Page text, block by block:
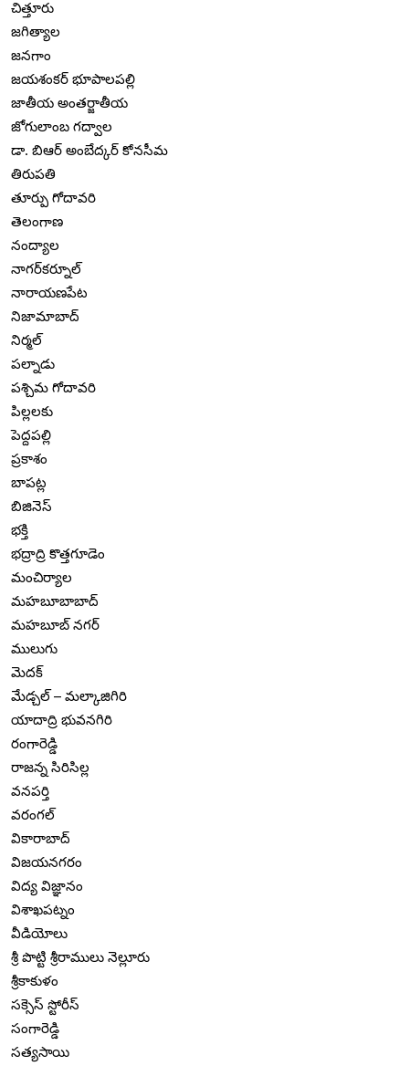
చిత్తూరు
జగిత్యాల
జనగాం
జయశంకర్ భూపాలపల్లి
జాతీయ అంతర్జాతీయ
జోగులాంబ గద్వాల
డా. బిఆర్ అంబేద్కర్ కోనసీమ
తిరుపతి
తూర్పు గోదావరి
తెలంగాణ
నంద్యాల
నాగర్‌కర్నూల్
నారాయణపేట
నిజామాబాద్
నిర్మల్
పల్నాడు
పశ్చిమ గోదావరి
పిల్లలకు
పెద్దపల్లి
ప్రకాశం
బాపట్ల
బిజినెస్
భక్తి
భద్రాద్రి కొత్తగూడెం
మంచిర్యాల
మహబూబాబాద్
మహబూబ్ నగర్
ములుగు
మెదక్
మేడ్చల్ – మల్కాజిగిరి
యాదాద్రి భువనగిరి
రంగారెడ్డి
రాజన్న సిరిసిల్ల
వనపర్తి
వరంగల్
వికారాబాద్
విజయనగరం
విద్య విజ్ఞానం
విశాఖపట్నం
వీడియోలు
శ్రీ పొట్టి శ్రీరాములు నెల్లూరు
శ్రీకాకుళం
సక్సెస్ స్టోరీస్
సంగారెడ్డి
సత్యసాయి